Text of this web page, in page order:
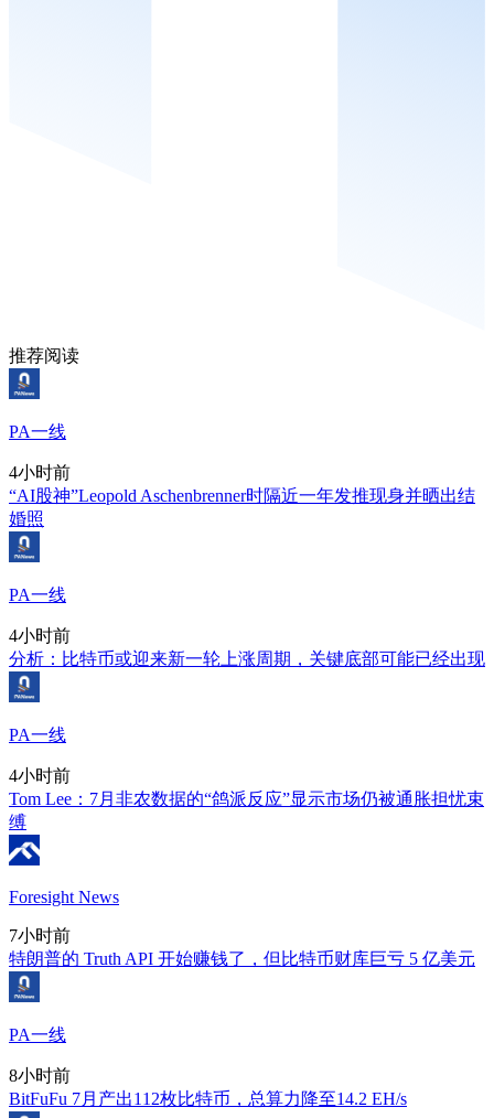
推荐阅读
PA一线
4小时前
“AI股神”Leopold Aschenbrenner时隔近一年发推现身并晒出结
婚照
PA一线
4小时前
分析：比特币或迎来新一轮上涨周期，关键底部可能已经出现
PA一线
4小时前
Tom Lee：7月非农数据的“鸽派反应”显示市场仍被通胀担忧束
缚
Foresight News
7小时前
特朗普的 Truth API 开始赚钱了，但比特币财库巨亏 5 亿美元
PA一线
8小时前
BitFuFu 7月产出112枚比特币，总算力降至14.2 EH/s